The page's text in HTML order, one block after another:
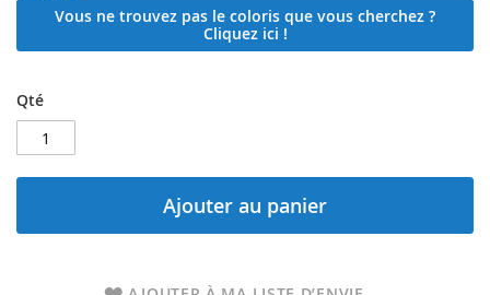
Vous ne trouvez pas le coloris que vous cherchez ?
Cliquez ici !
Qté
Ajouter au panier